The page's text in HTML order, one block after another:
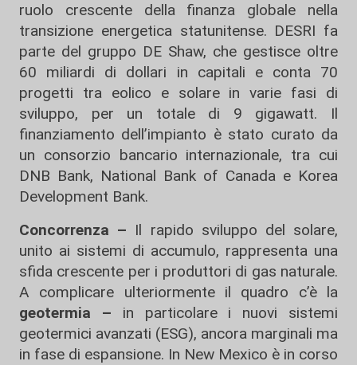
ruolo crescente della finanza globale nella
transizione energetica statunitense. DESRI fa
parte del gruppo DE Shaw, che gestisce oltre
60 miliardi di dollari in capitali e conta 70
progetti tra eolico e solare in varie fasi di
sviluppo, per un totale di 9 gigawatt. Il
finanziamento dell’impianto è stato curato da
un consorzio bancario internazionale, tra cui
DNB Bank, National Bank of Canada e Korea
Development Bank.
Concorrenza – Il rapido sviluppo del solare,
unito ai sistemi di accumulo, rappresenta una
sfida crescente per i produttori di gas naturale.
A complicare ulteriormente il quadro c’è la
geotermia – in particolare i nuovi sistemi
geotermici avanzati (ESG), ancora marginali ma
in fase di espansione. In New Mexico è in corso